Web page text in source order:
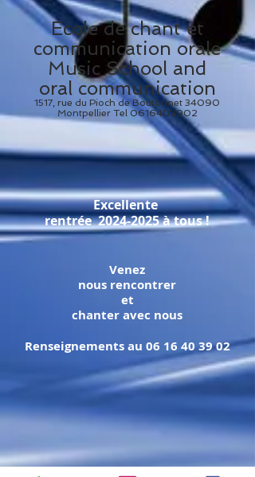
Ecole de chant et
communication orale
Music School and
oral communication
1517, rue du Pioch de Boutonnet 34090
Montpellier Tel 0616403902
Excellente
rentrée2024-2025à tous !
Venez
nous rencontrer
et
chanter avec nous
Renseignements au 06 16 40 39 02